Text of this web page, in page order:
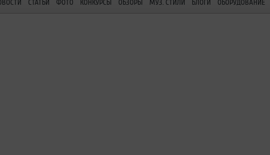
СТАТЬИ ФОТО КОНКУРСЫ ОБЗОРЫ МУЗ. СТИЛИ БЛОГИ ОБОРУДОВАНИЕ